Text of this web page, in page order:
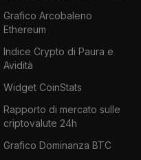
Grafico Arcobaleno
Ethereum
Indice Crypto di Paura e
Avidità
Widget CoinStats
Rapporto di mercato sulle
criptovalute 24h
Grafico Dominanza BTC